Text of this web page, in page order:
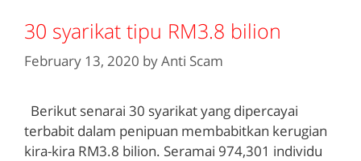
30 syarikat tipu RM3.8 bilion
February 13, 2020 byAnti Scam
Berikut senarai 30 syarikat yang dipercayai
terbabit dalam penipuan membabitkan kerugian
kira-kira RM3.8 bilion. Seramai 974,301 individu